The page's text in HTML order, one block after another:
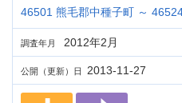
46501 熊毛郡中種子町 ～
調査年月 2012年2月
公開（更新）日 2013-11-27